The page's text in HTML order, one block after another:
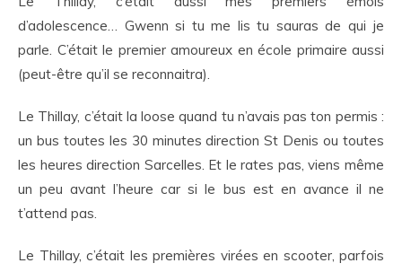
d’adolescence… Gwenn si tu me lis tu sauras de qui je
parle. C’était le premier amoureux en école primaire aussi
(peut-être qu’il se reconnaitra).
Le Thillay, c’était la loose quand tu n’avais pas ton permis :
un bus toutes les 30 minutes direction St Denis ou toutes
les heures direction Sarcelles. Et le rates pas, viens même
un peu avant l’heure car si le bus est en avance il ne
t’attend pas.
Le Thillay, c’était les premières virées en scooter, parfois